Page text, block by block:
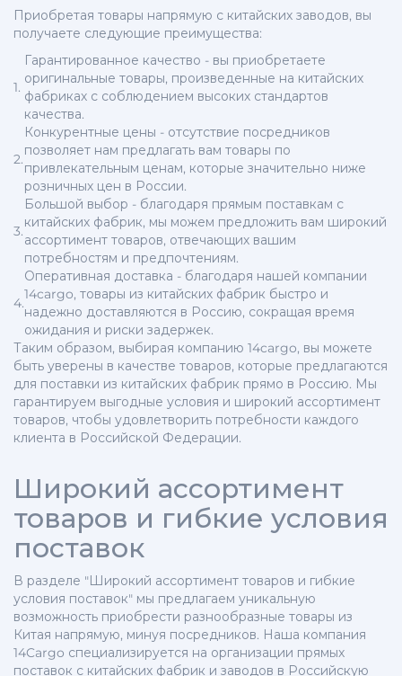
Приобретая товары напрямую с китайских заводов, вы
получаете следующие преимущества:
1.
Гарантированное качество - вы приобретаете
оригинальные товары, произведенные на китайских
фабриках с соблюдением высоких стандартов
качества.
2.
Конкурентные цены - отсутствие посредников
позволяет нам предлагать вам товары по
привлекательным ценам, которые значительно ниже
розничных цен в России.
3.
Большой выбор - благодаря прямым поставкам с
китайских фабрик, мы можем предложить вам широкий
ассортимент товаров, отвечающих вашим
потребностям и предпочтениям.
4.
Оперативная доставка - благодаря нашей компании
14cargo, товары из китайских фабрик быстро и
надежно доставляются в Россию, сокращая время
ожидания и риски задержек.
Таким образом, выбирая компанию 14cargo, вы можете
быть уверены в качестве товаров, которые предлагаются
для поставки из китайских фабрик прямо в Россию. Мы
гарантируем выгодные условия и широкий ассортимент
товаров, чтобы удовлетворить потребности каждого
клиента в Российской Федерации.
Широкий ассортимент
товаров и гибкие условия
поставок
В разделе "Широкий ассортимент товаров и гибкие
условия поставок" мы предлагаем уникальную
возможность приобрести разнообразные товары из
Китая напрямую, минуя посредников. Наша компания
14Cargo специализируется на организации прямых
поставок с китайских фабрик и заводов в Российскую